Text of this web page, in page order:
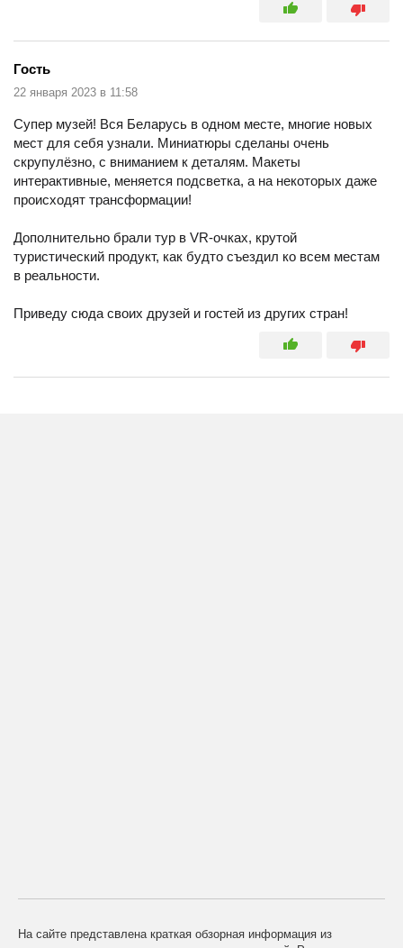
Гость
22 января 2023 в 11:58
Супер музей! Вся Беларусь в одном месте, многие новых
мест для себя узнали. Миниатюры сделаны очень
скрупулёзно, с вниманием к деталям. Макеты
интерактивные, меняется подсветка, а на некоторых даже
происходят трансформации!
Дополнительно брали тур в VR-очках, крутой
туристический продукт, как будто съездил ко всем местам
в реальности.
Приведу сюда своих друзей и гостей из других стран!
На сайте представлена краткая обзорная информация из